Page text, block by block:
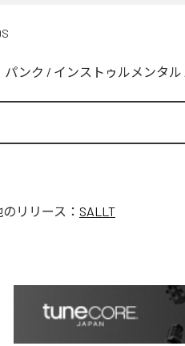
パンク / インストゥルメンタル
リリース： SALLT